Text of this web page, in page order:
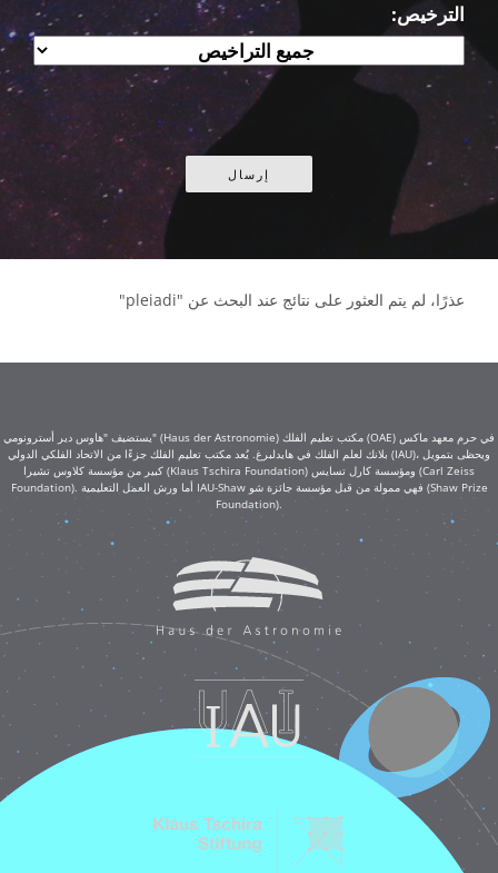
الترخيص:
عذرًا، لم يتم العثور على نتائج عند البحث عن "pleiadi"
يستضيف "هاوس دير أسترونومي" (Haus der Astronomie) مكتب تعليم الفلك (OAE) في حرم معهد ماكس
بلانك لعلم الفلك في هايدلبرغ. يُعد مكتب تعليم الفلك جزءًا من الاتحاد الفلكي الدولي (IAU)، ويحظى بتمويل
كبير من مؤسسة كلاوس تشيرا (Klaus Tschira Foundation) ومؤسسة كارل تسايس (Carl Zeiss
Foundation). أما ورش العمل التعليمية IAU-Shaw فهي ممولة من قبل مؤسسة جائزة شو (Shaw Prize
Foundation).